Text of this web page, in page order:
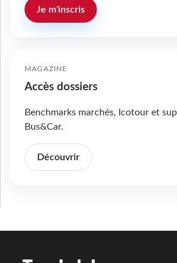
Je m'inscris
MAGAZINE
Accès dossiers
Benchmarks marchés, Icotour et
Bus&Car.
Découvrir